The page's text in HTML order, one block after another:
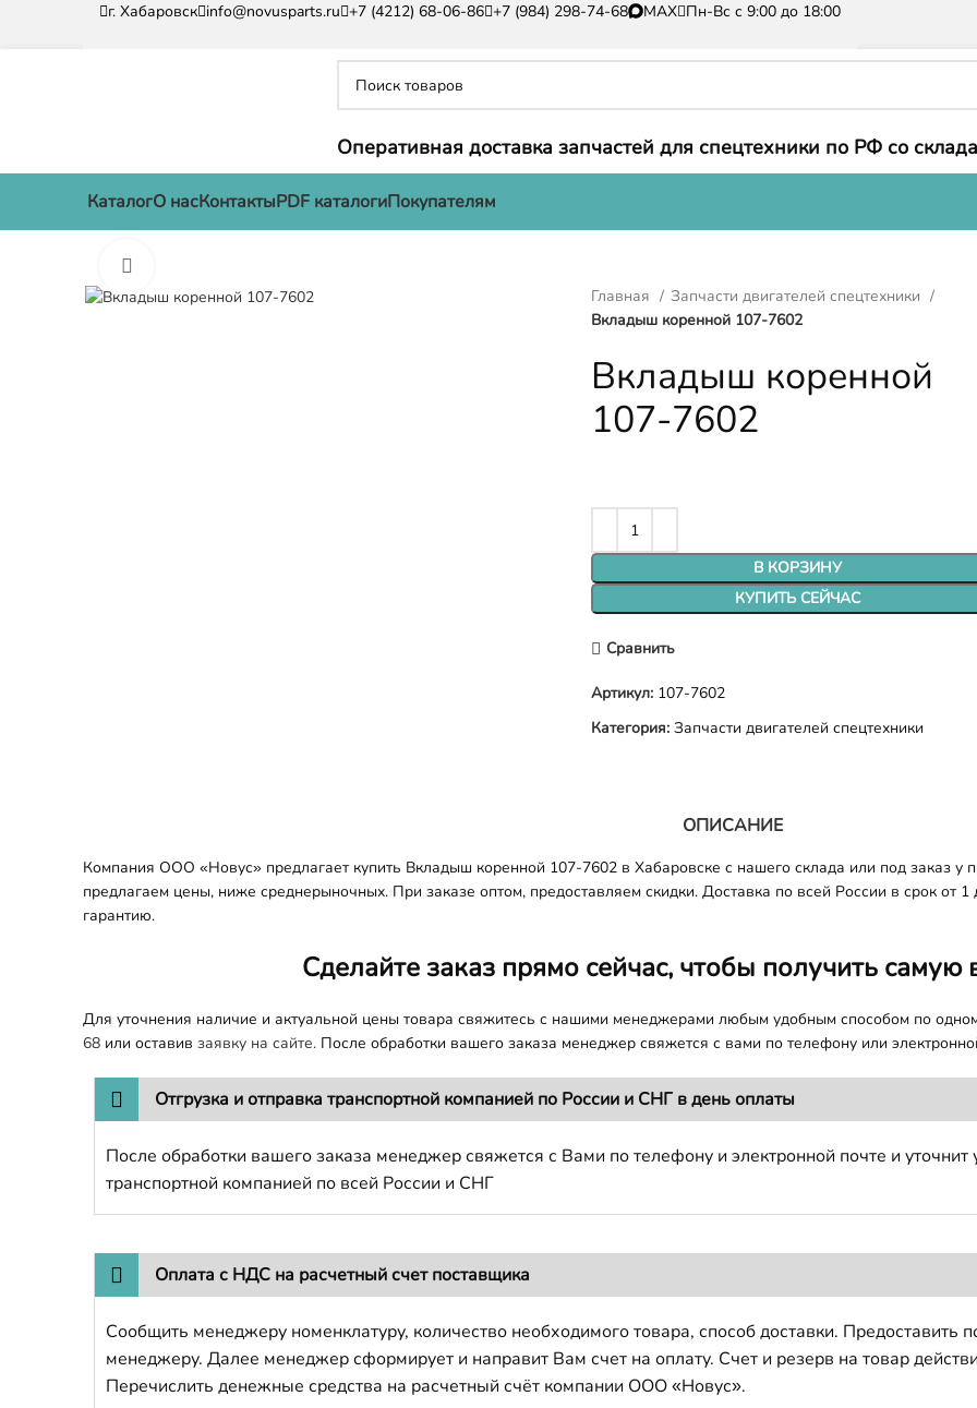
г. Хабаровск info@novusparts.ru +7 (4212) 68-06-86 +7 (984) 298-74-68 MAX Пн-Вс с 9:00 до 18:00
Оперативная доставка запчастей для спецтехники по РФ со
КаталогО насКонтактыPDF каталогиПокупателям
Главная
Запчасти двигателей спецтехники
Вкладыш коренной 107-7602
Вкладыш коренной
107-7602
В КОРЗИНУ
КУПИТЬ СЕЙЧАС
Сравнить
Артикул: 107-7602
Категория: Запчасти двигателей спецтехники
ОПИСАНИЕ
Компания ООО «Новус» предлагает купить Вкладыш коренной 107-7602 в Хабаровске с нашего склада или под заказ у
предлагаем цены, ниже среднерыночных. При заказе оптом, предоставляем скидки. Доставка по всей России в срок от 1
гарантию.
Сделайте заказ прямо сейчас, чтобы получить
Для уточнения наличие и актуальной цены товара свяжитесь с нашими менеджерами любым удобным способом по
68 или оставив заявку на сайте. После обработки вашего заказа менеджер свяжется с вами по телефону или
Отгрузка и отправка транспортной компанией по России и СНГ в день оплаты
После обработки вашего заказа менеджер свяжется с Вами по телефону и электронной почте и уточнит
транспортной компанией по всей России и СНГ
Оплата с НДС на расчетный счет поставщика
Сообщить менеджеру номенклатуру, количество необходимого товара, способ доставки.
менеджеру. Далее менеджер сформирует и направит Вам счет на оплату. Счет и резерв на товар
Перечислить денежные средства на расчетный счёт компании ООО «Новус».